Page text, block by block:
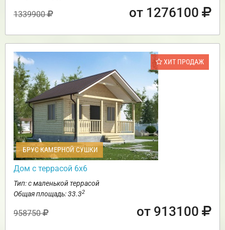
1339900 от 1276100
ХИТ ПРОДАЖ
БРУС КАМЕРНОЙ СУШКИ
Дом с террасой 6х6
Тип: с маленькой террасой
Общая площадь: 33.32
958750 от 913100